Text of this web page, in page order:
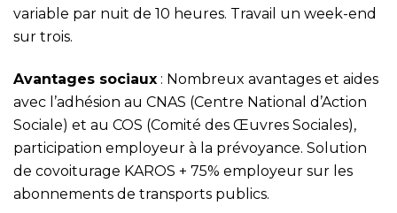
variable par nuit de 10 heures. Travail un week-end
sur trois.
Avantages sociaux : Nombreux avantages et aides
avec l’adhésion au CNAS (Centre National d’Action
Sociale) et au COS (Comité des Œuvres Sociales),
participation employeur à la prévoyance. Solution
de covoiturage KAROS + 75% employeur sur les
abonnements de transports publics.